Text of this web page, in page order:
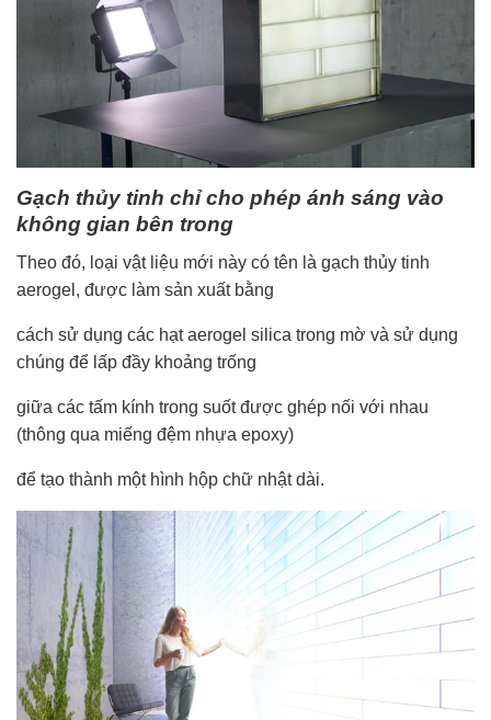
Gạch thủy tinh chỉ cho phép ánh sáng vào
không gian bên trong
Theo đó, loại vật liệu mới này có tên là gạch thủy tinh
aerogel, được làm sản xuất bằng
cách sử dụng các hạt aerogel silica trong mờ và sử dụng
chúng để lấp đầy khoảng trống
giữa các tấm kính trong suốt được ghép nối với nhau
(thông qua miếng đệm nhựa epoxy)
để tạo thành một hình hộp chữ nhật dài.